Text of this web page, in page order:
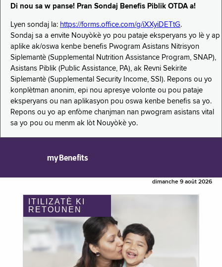
Di nou sa w panse! Pran Sondaj Benefis Piblik OTDA a!
Lyen sondaj la: https://forms.office.com/g/iXXyiDETtG.
Sondaj sa a envite Nouyòkè yo pou pataje eksperyans yo lè y ap
aplike ak/oswa kenbe benefis Pwogram Asistans Nitrisyon
Siplemantè (Supplemental Nutrition Assistance Program, SNAP),
Asistans Piblik (Public Assistance, PA), ak Revni Sekirite
Siplemantè (Supplemental Security Income, SSI). Repons ou yo
konplètman anonim, epi nou apresye volonte ou pou pataje
eksperyans ou nan aplikasyon pou oswa kenbe benefis sa yo.
Repons ou yo ap enfòme chanjman nan pwogram asistans vital
sa yo pou ou menm ak lòt Nouyòkè yo.
myBenefits
dimanche 9 août 2026
ITILIZATÈ KI
RETOUNEN